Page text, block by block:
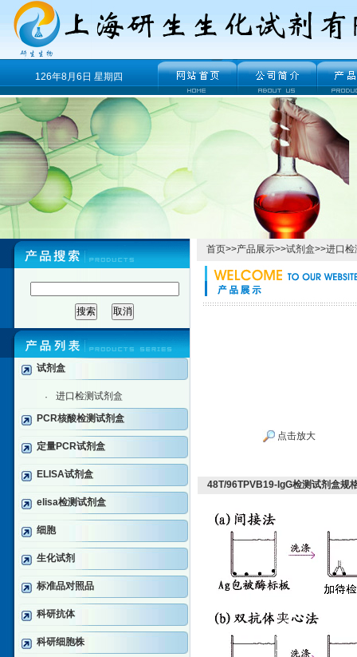
126年8月6日 星期四
试剂盒
·
进口检测试剂盒
PCR核酸检测试剂盒
定量PCR试剂盒
ELISA试剂盒
elisa检测试剂盒
细胞
生化试剂
标准品对照品
科研抗体
科研细胞株
首页>>产品展示>>试剂盒>>进口检
点击放大
48T/96TPVB19-IgG检测试剂盒规